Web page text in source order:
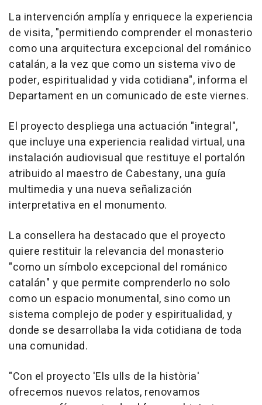
La intervención amplía y enriquece la experiencia
de visita, "permitiendo comprender el monasterio
como una arquitectura excepcional del románico
catalán, a la vez que como un sistema vivo de
poder, espiritualidad y vida cotidiana", informa el
Departament en un comunicado de este viernes.
El proyecto despliega una actuación "integral",
que incluye una experiencia realidad virtual, una
instalación audiovisual que restituye el portalón
atribuido al maestro de Cabestany, una guía
multimedia y una nueva señalización
interpretativa en el monumento.
La consellera ha destacado que el proyecto
quiere restituir la relevancia del monasterio
"como un símbolo excepcional del románico
catalán" y que permite comprenderlo no solo
como un espacio monumental, sino como un
sistema complejo de poder y espiritualidad, y
donde se desarrollaba la vida cotidiana de toda
una comunidad.
"Con el proyecto 'Els ulls de la història'
ofrecemos nuevos relatos, renovamos